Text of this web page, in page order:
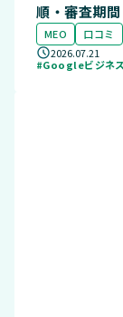
順・審査期
MEO
口コミ
2026.07.21
#Googleビジネ